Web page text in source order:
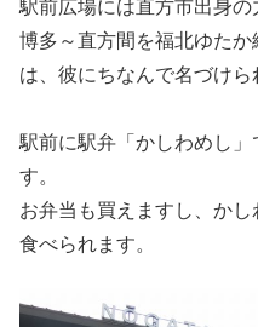
駅前広場には直方市出身の
博多～直方間を福北ゆたか
は、彼にちなんで名づけら
駅前に駅弁「かしわめし
す。
お弁当も買えますし、か
食べられます。